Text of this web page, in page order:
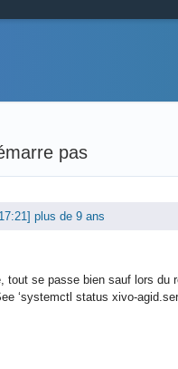
pas
plus de 9 ans
se passe bien sauf lors du
status xivo-